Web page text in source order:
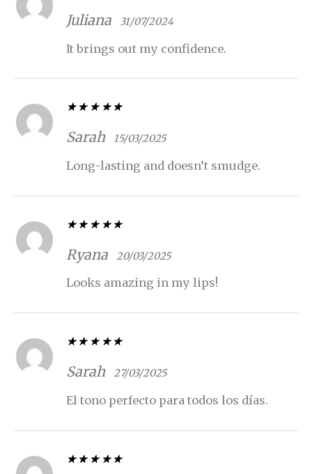
5de 5
Juliana 31/07/2024
It brings out my confidence.
5de 5
Sarah 15/03/2025
Long-lasting and doesn’t smudge.
5de 5
Ryana 20/03/2025
Looks amazing in my lips!
5de 5
Sarah 27/03/2025
El tono perfecto para todos los días.